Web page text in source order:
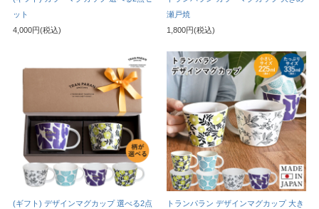
ット
4,000円(税込)
瀬戸焼
1,800円(税込)
(ギフト) デザインマグカップ 選べる2点
トランパラン デザインマグカップ 大き